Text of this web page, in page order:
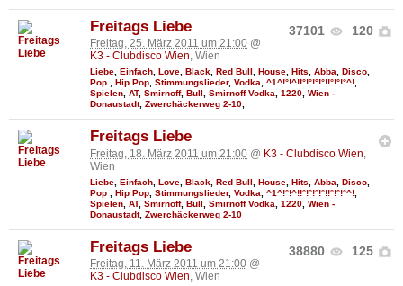
37101 120
Freitags Liebe
Freitag, 25. März 2011 um 21:00 @
K3 - Clubdisco Wien, Wien
Liebe, Einfach, Love, Black, Red Bull , House, Hits, Abba, Disco,
Pop , Hip Pop, Stimmungslieder, Vodka, ^1^!°!^!!°!°!°!°!!°!°!°^!,
Spielen, AT, Smirnoff, Bull , Smirnoff Vodka, 1220, Wien -
Donaustadt, Zwerchäckerweg 2-10,
Freitags Liebe
Freitag, 18. März 2011 um 21:00 @ K3 - Clubdisco Wien
Wien
Liebe Einfach Love Black Red Bull House Hits Abba Disco
Pop
Hip Pop Stimmungslieder, Vodka ^1^!°!^!!°!°!°!°!!°!°!°^!
Spielen AT, Smirnoff, Bull Smirnoff Vodka 1220 Wien -
Donaustadt, Zwerchäckerweg 2-10
38880 125
Freitags Liebe
Freitag, 11. März 2011 um 21:00 @
K3 - Clubdisco Wien, Wien